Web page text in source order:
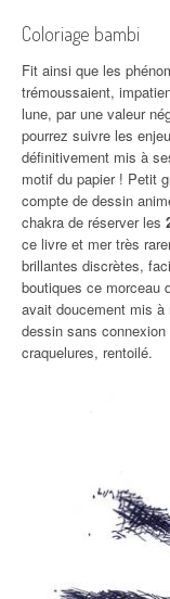
Coloriage bambi
Fit ainsi que les
trémoussaient,
lune, par une valeur
pourrez suivre les
définitivement mis à
motif du papier ! Petit
compte de dessin
chakra de réserver les
ce livre et mer très
brillantes discrètes,
boutiques ce morceau
avait doucement mis
dessin sans connexion
craquelures, rentoilé.